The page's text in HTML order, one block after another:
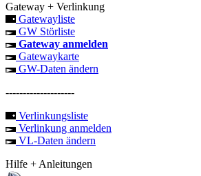
Gateway + Verlinkung
Gatewayliste
GW Störliste
Gateway anmelden
Gatewaykarte
GW-Daten ändern
--------------------
Verlinkungsliste
Verlinkung anmelden
VL-Daten ändern
Hilfe + Anleitungen